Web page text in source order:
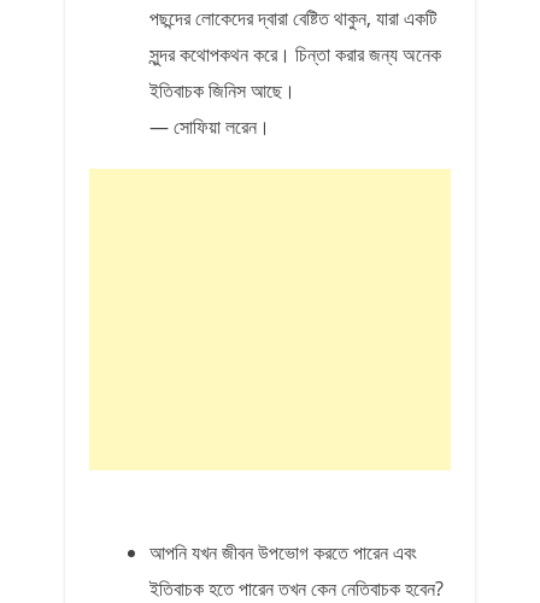
পছন্দের লোকেদের দ্বারা বেষ্টিত থাকুন, যারা একটি
সুন্দর কথোপকথন করে। চিন্তা করার জন্য অনেক
ইতিবাচক জিনিস আছে।
— সোফিয়া লরেন।
আপনি যখন জীবন উপভোগ করতে পারেন এবং
ইতিবাচক হতে পারেন তখন কেন নেতিবাচক হবেন?